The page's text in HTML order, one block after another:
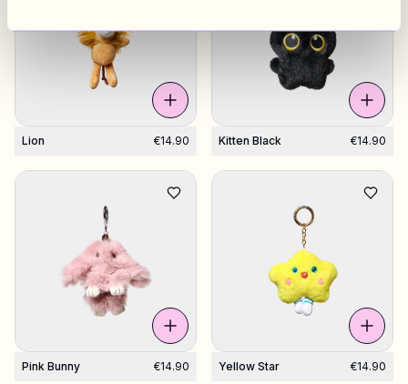
Lion €14.90 Kitten Black €14.90
Pink Bunny €14.90 Yellow Star €14.90